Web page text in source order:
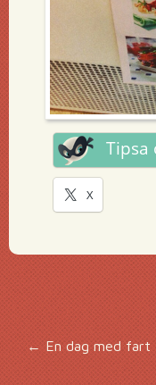
Tipsa
X
← En dag med fart